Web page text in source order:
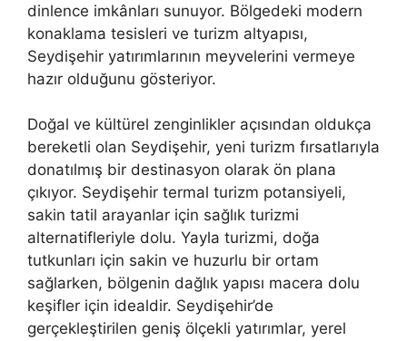
dinlence imkânları sunuyor. Bölgedeki modern
konaklama tesisleri ve turizm altyapısı,
Seydişehir yatırımlarının meyvelerini vermeye
hazır olduğunu gösteriyor.
Doğal ve kültürel zenginlikler açısından oldukça
bereketli olan Seydişehir, yeni turizm fırsatlarıyla
donatılmış bir destinasyon olarak ön plana
çıkıyor. Seydişehir termal turizm potansiyeli,
sakin tatil arayanlar için sağlık turizmi
alternatifleriyle dolu. Yayla turizmi, doğa
tutkunları için sakin ve huzurlu bir ortam
sağlarken, bölgenin dağlık yapısı macera dolu
keşifler için idealdir. Seydişehir’de
gerçekleştirilen geniş ölçekli yatırımlar, yerel